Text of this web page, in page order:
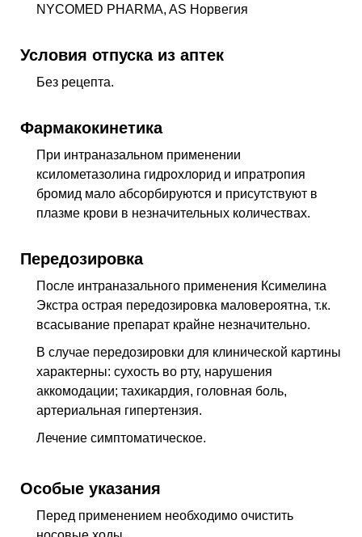
NYCOMED PHARMA, AS Норвегия
Условия отпуска из аптек
Без рецепта.
Фармакокинетика
При интраназальном применении
ксилометазолина гидрохлорид и ипратропия
бромид мало абсорбируются и присутствуют в
плазме крови в незначительных количествах.
Передозировка
После интраназального применения Ксимелина
Экстра острая передозировка маловероятна, т.к.
всасывание препарат крайне незначительно.
В случае передозировки для клинической картины
характерны: сухость во рту, нарушения
аккомодации; тахикардия, головная боль,
артериальная гипертензия.
Лечение симптоматическое.
Особые указания
Перед применением необходимо очистить